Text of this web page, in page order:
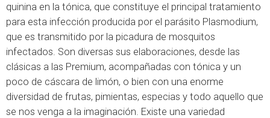
quinina en la tónica, que constituye el principal tratamiento
para esta infección producida por el parásito Plasmodium,
que es transmitido por la picadura de mosquitos
infectados. Son diversas sus elaboraciones, desde las
clásicas a las Premium, acompañadas con tónica y un
poco de cáscara de limón, o bien con una enorme
diversidad de frutas, pimientas, especias y todo aquello que
se nos venga a la imaginación. Existe una variedad